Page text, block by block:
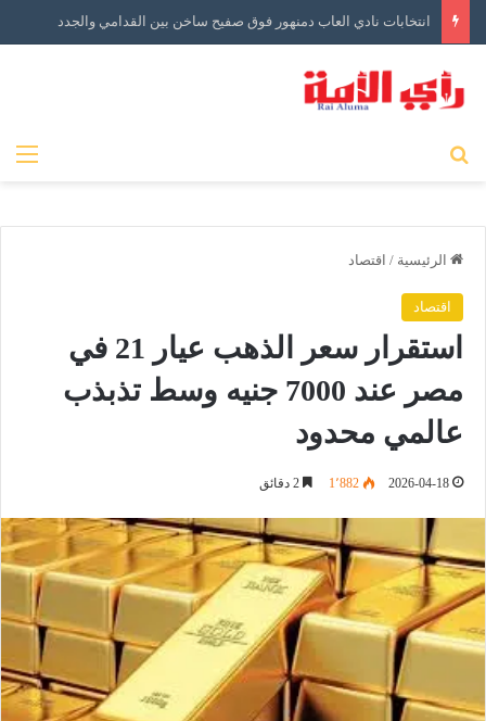
انتخابات نادي العاب دمنهور فوق صفيح ساخن بين القدامي والجدد
الرئيسية / اقتصاد
اقتصاد
استقرار سعر الذهب عيار 21 في
مصر عند 7000 جنيه وسط تذبذب
عالمي محدود
2026-04-18 1٬882